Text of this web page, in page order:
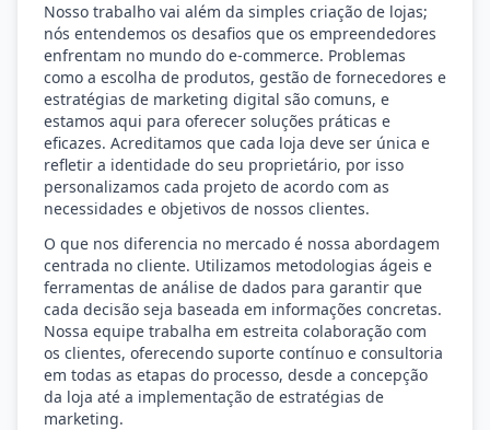
Nosso trabalho vai além da simples criação de lojas;
nós entendemos os desafios que os empreendedores
enfrentam no mundo do e-commerce. Problemas
como a escolha de produtos, gestão de fornecedores e
estratégias de marketing digital são comuns, e
estamos aqui para oferecer soluções práticas e
eficazes. Acreditamos que cada loja deve ser única e
refletir a identidade do seu proprietário, por isso
personalizamos cada projeto de acordo com as
necessidades e objetivos de nossos clientes.
O que nos diferencia no mercado é nossa abordagem
centrada no cliente. Utilizamos metodologias ágeis e
ferramentas de análise de dados para garantir que
cada decisão seja baseada em informações concretas.
Nossa equipe trabalha em estreita colaboração com
os clientes, oferecendo suporte contínuo e consultoria
em todas as etapas do processo, desde a concepção
da loja até a implementação de estratégias de
marketing.